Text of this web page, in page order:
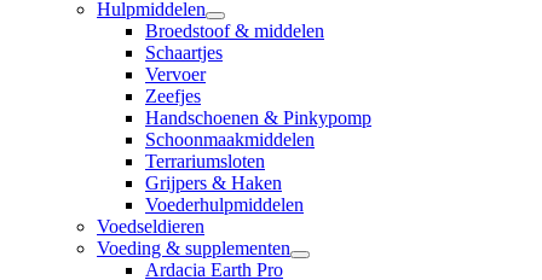
Hulpmiddelen
Broedstoof & middelen
Schaartjes
Vervoer
Zeefjes
Handschoenen & Pinkypomp
Schoonmaakmiddelen
Terrariumsloten
Grijpers & Haken
Voederhulpmiddelen
Voedseldieren
Voeding & supplementen
Ardacia Earth Pro